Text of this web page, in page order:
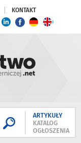
KONTAKT
ARTYKUŁY
KATALOG
OGŁOSZENIA